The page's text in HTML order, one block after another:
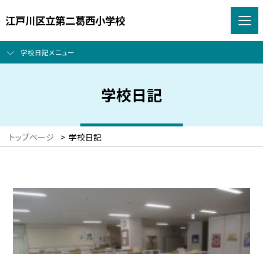
江戸川区立第二葛西小学校
学校日記メニュー
学校日記
トップページ > 学校日記